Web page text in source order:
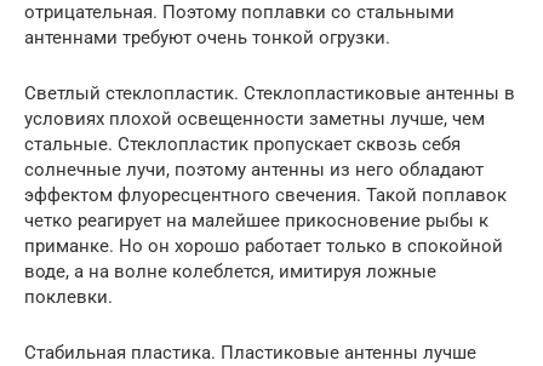
отрицательная. Поэтому поплавки со стальными
антеннами требуют очень тонкой огрузки.
Светлый стеклопластик. Стеклопластиковые антенны в
условиях плохой освещенности заметны лучше, чем
стальные. Стеклопластик пропускает сквозь себя
солнечные лучи, поэтому антенны из него обладают
эффектом флуоресцентного свечения. Такой поплавок
четко реагирует на малейшее прикосновение рыбы к
приманке. Но он хорошо работает только в спокойной
воде, а на волне колеблется, имитируя ложные
поклевки.
Стабильная пластика. Пластиковые антенны лучше